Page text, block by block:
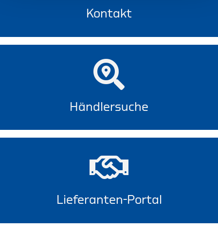
Kontakt
Händlersuche
Lieferanten-Portal